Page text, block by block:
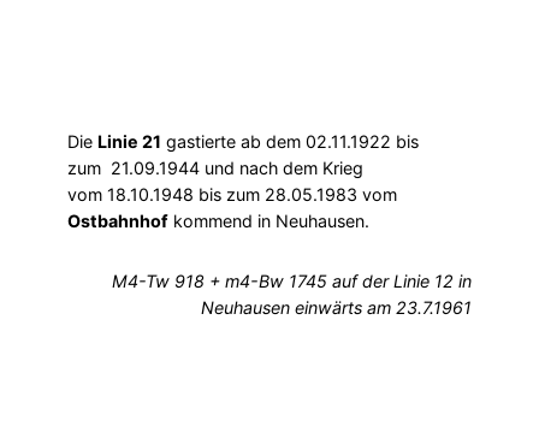
Die Linie 21 gastierte ab dem 02.11.1922 bis
zum 21.09.1944 und nach dem Krieg
vom 18.10.1948 bis zum 28.05.1983 vom
Ostbahnhof kommend in Neuhausen.
M4-Tw 918 + m4-Bw 1745 auf der Linie 12 in
Neuhausen einwärts am 23.7.1961